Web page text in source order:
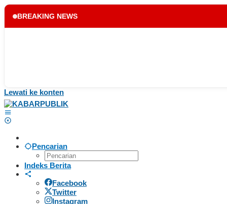
BREAKING NEWS
Lewati ke konten
Pencarian
Indeks Berita
Facebook
Twitter
Instagram